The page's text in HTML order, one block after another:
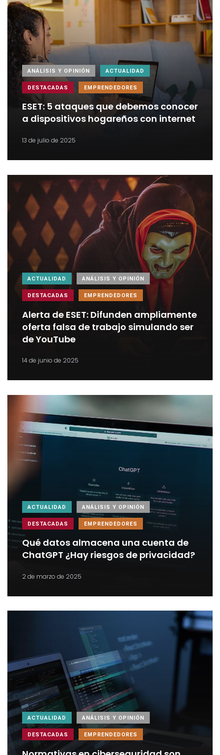
ANÁLISIS Y OPINIÓN ACTUALIDAD
DESTACADAS EMPRENDEDORES
ESET: 5 ataques que debemos conocer
a dispositivos hogareños con internet
13 de julio de 2025
ACTUALIDAD ANÁLISIS Y OPINIÓN
DESTACADAS EMPRENDEDORES
Alerta de ESET: Difunden ampliamente
oferta falsa de trabajo simulando ser
de YouTube
14 de junio de 2025
ACTUALIDAD ANÁLISIS Y OPINIÓN
DESTACADAS EMPRENDEDORES
Qué datos almacena una cuenta de
ChatGPT ¿Hay riesgos de privacidad?
2 de marzo de 2025
ACTUALIDAD ANÁLISIS Y OPINIÓN
DESTACADAS EMPRENDEDORES